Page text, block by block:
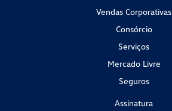
Vendas Corporativas
Consórcio
Serviços
Mercado Livre
Seguros
Assinatura